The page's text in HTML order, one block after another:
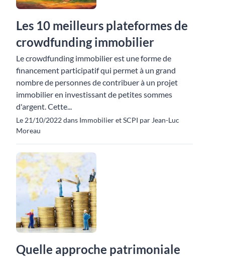
Les 10 meilleurs plateformes de
crowdfunding immobilier
Le crowdfunding immobilier est une forme de
financement participatif qui permet à un grand
nombre de personnes de contribuer à un projet
immobilier en investissant de petites sommes
d'argent. Cette...
Le 21/10/2022 dans Immobilier et SCPI par Jean-Luc
Moreau
Quelle approche patrimoniale